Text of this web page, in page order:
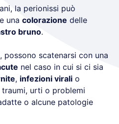
la perionissi può
una colorazione delle
bruno.
possono scatenarsi con una
nel caso in cui si ci sia
, infezioni virali o
urti o problemi
o alcune patologie